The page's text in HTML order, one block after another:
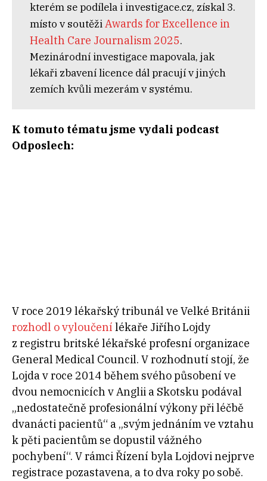
kterém se podílela i investigace.cz, získal 3.
místo v soutěžiAwards for Excellence in
Health Care Journalism 2025.
Mezinárodní investigace mapovala, jak
lékaři zbavení licence dál pracují v jiných
zemích kvůli mezerám v systému.
K tomuto tématu jsme vydali podcast
Odposlech:
V roce 2019 lékařský tribunál ve Velké Británii
rozhodl o vyloučení lékaře Jiřího Lojdy
z registru britské lékařské profesní organizace
General Medical Council. V rozhodnutí stojí, že
Lojda v roce 2014 během svého působení ve
dvou nemocnicích v Anglii a Skotsku podával
„nedostatečně profesionální výkony při léčbě
dvanácti pacientů“ a „svým jednáním ve vztahu
k pěti pacientům se dopustil vážného
pochybení“. V rámci Řízení byla Lojdovi nejprve
registrace pozastavena, a to dva roky po sobě.